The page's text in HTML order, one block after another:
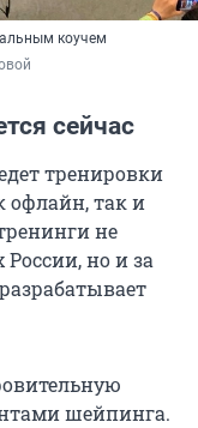
коучем
сейчас
тренировки
офлайн, так и
не
России, но и за
шейпинга.